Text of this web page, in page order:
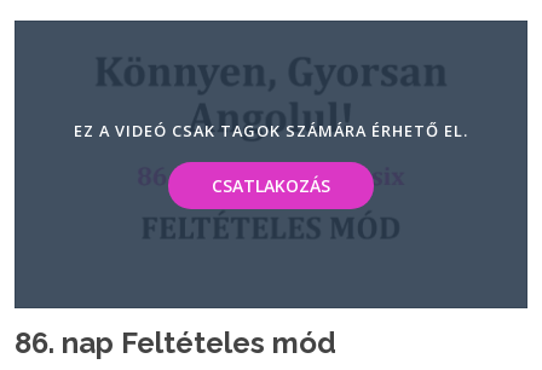
EZ A VIDEÓ CSAK TAGOK SZÁMÁRA ÉRHETŐ EL.
CSATLAKOZÁS
86. nap Feltételes mód